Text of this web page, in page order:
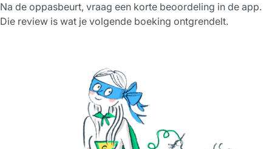
Na de oppasbeurt, vraag een korte beoordeling in de app.
Die review is wat je volgende boeking ontgrendelt.